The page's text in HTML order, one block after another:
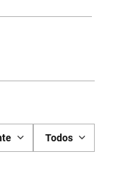
Todos